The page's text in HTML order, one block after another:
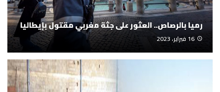
رميا بالرصاص.. العثور على جثة مغربي مقتول بإيطاليا
16 فبراير، 2023